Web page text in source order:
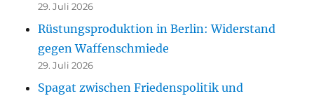
29. Juli 2026
Rüstungsproduktion in Berlin: Widerstand
gegen Waffenschmiede
29. Juli 2026
Spagat zwischen Friedenspolitik und